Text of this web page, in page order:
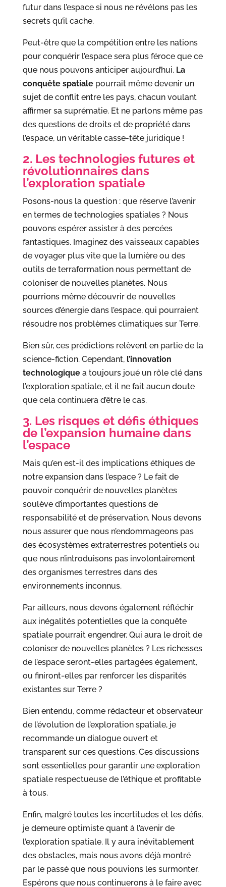
futur dans l’espace si nous ne révélons pas les
secrets qu’il cache.
Peut-être que la compétition entre les nations
pour conquérir l’espace sera plus féroce que ce
que nous pouvons anticiper aujourd’hui. La
conquête spatialepourrait même devenir un
sujet de conflit entre les pays, chacun voulant
affirmer sa suprématie. Et ne parlons même pas
des questions de droits et de propriété dans
l’espace, un véritable casse-tête juridique !
2. Les technologies futures et
révolutionnaires dans
l’exploration spatiale
Posons-nous la question : que réserve l’avenir
en termes de technologies spatiales ? Nous
pouvons espérer assister à des percées
fantastiques. Imaginez des vaisseaux capables
de voyager plus vite que la lumière ou des
outils de terraformation nous permettant de
coloniser de nouvelles planètes. Nous
pourrions même découvrir de nouvelles
sources d’énergie dans l’espace, qui pourraient
résoudre nos problèmes climatiques sur Terre.
Bien sûr, ces prédictions relèvent en partie de la
science-fiction. Cependant, l’innovation
technologiquea toujours joué un rôle clé dans
l’exploration spatiale, et il ne fait aucun doute
que cela continuera d’être le cas.
3. Les risques et défis éthiques
de l’expansion humaine dans
l’espace
Mais qu’en est-il des implications éthiques de
notre expansion dans l’espace ? Le fait de
pouvoir conquérir de nouvelles planètes
soulève d’importantes questions de
responsabilité et de préservation. Nous devons
nous assurer que nous n’endommageons pas
des écosystèmes extraterrestres potentiels ou
que nous n’introduisons pas involontairement
des organismes terrestres dans des
environnements inconnus.
Par ailleurs, nous devons également réfléchir
aux inégalités potentielles que la conquête
spatiale pourrait engendrer. Qui aura le droit de
coloniser de nouvelles planètes ? Les richesses
de l’espace seront-elles partagées également,
ou finiront-elles par renforcer les disparités
existantes sur Terre ?
Bien entendu, comme rédacteur et observateur
de l’évolution de l’exploration spatiale, je
recommande un dialogue ouvert et
transparent sur ces questions. Ces discussions
sont essentielles pour garantir une exploration
spatiale respectueuse de l’éthique et profitable
à tous.
Enfin, malgré toutes les incertitudes et les défis,
je demeure optimiste quant à l’avenir de
l’exploration spatiale. Il y aura inévitablement
des obstacles, mais nous avons déjà montré
par le passé que nous pouvions les surmonter.
Espérons que nous continuerons à le faire avec